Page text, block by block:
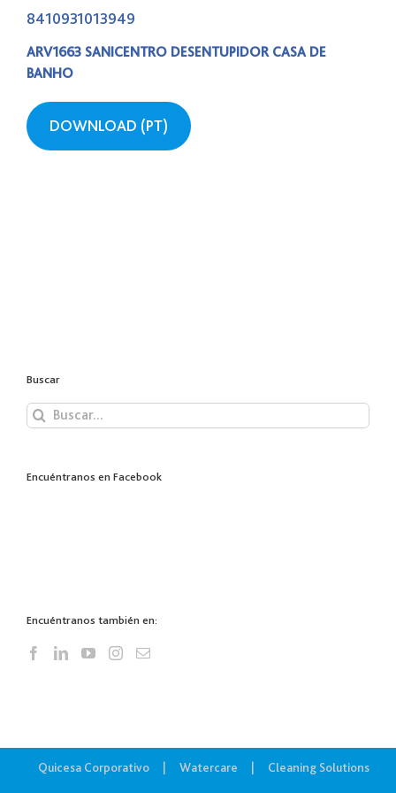
8410931013949
ARV1663 SANICENTRO DESENTUPIDOR CASA DE
BANHO
DOWNLOAD (PT)
Buscar
Buscar:
Encuéntranos en Facebook
Encuéntranos también en:
Quicesa Corporativo Watercare Cleaning Solutions